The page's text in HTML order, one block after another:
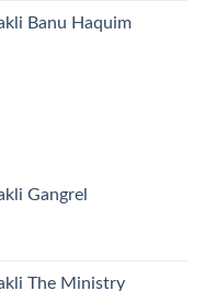
Banu Haquim
Gangrel
The Ministry